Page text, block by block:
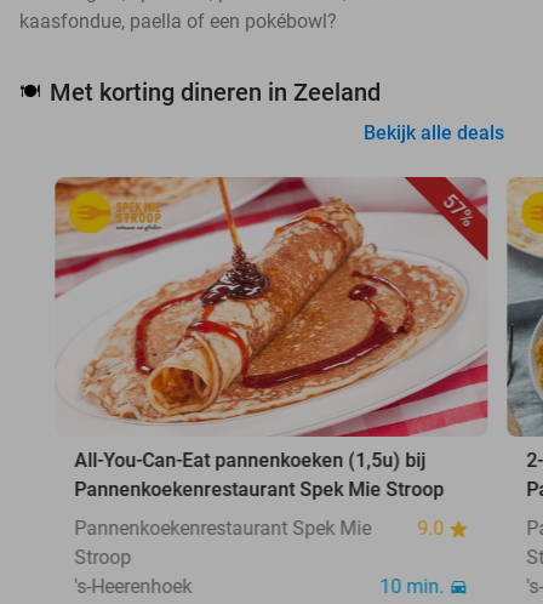
kaasfondue, paella of een pokébowl?
🍽️ Met korting dineren in Zeeland
Bekijk alle deals
57%
All-You-Can-Eat pannenkoeken (1,5u) bij
Pannenkoekenrestaurant Spek Mie Stroop
Pannenkoekenrestaurant Spek Mie
Stroop
9.0
's-Heerenhoek
10 min.